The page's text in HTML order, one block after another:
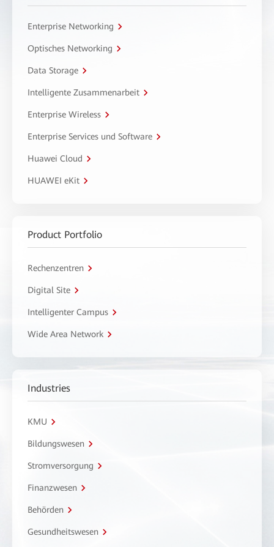
Enterprise Networking
Optisches Networking
Data Storage
Intelligente Zusammenarbeit
Enterprise Wireless
Enterprise Services und Software
Huawei Cloud
HUAWEI eKit
Product Portfolio
Rechenzentren
Digital Site
Intelligenter Campus
Wide Area Network
Industries
KMU
Bildungswesen
Stromversorgung
Finanzwesen
Behörden
Gesundheitswesen